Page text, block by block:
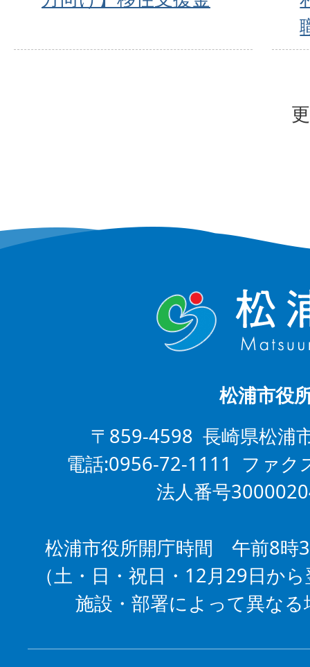
松浦市役
〒859-4598 長崎県松浦
電話:0956-72-1111 ファ
法人番号
松浦市役所開庁時間 午前8時
（土・日・祝日・12月29日か
施設・部署によって異な